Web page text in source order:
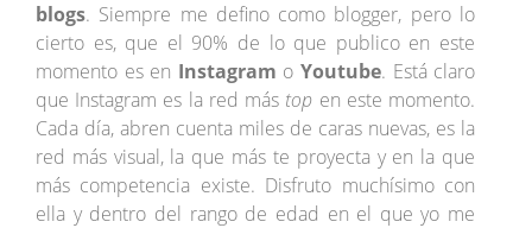
blogs. Siempre me defino como blogger, pero lo
cierto es, que el 90% de lo que publico en este
momento es en Instagram o Youtube. Está claro
que Instagram es la red más top en este momento.
Cada día, abren cuenta miles de caras nuevas, es la
red más visual, la que más te proyecta y en la que
más competencia existe. Disfruto muchísimo con
ella y dentro del rango de edad en el que yo me